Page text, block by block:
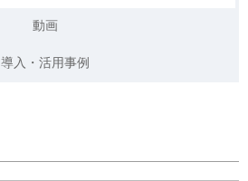
動画
導入・活用事例